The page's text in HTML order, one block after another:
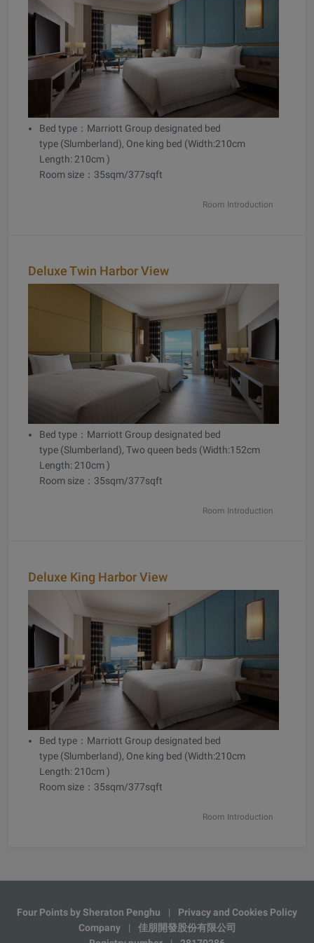
Bed type：Marriott Group designated bed
type (Slumberland), One king bed (Width:210cm
Length: 210cm )
Room size：35sqm/377sqft
Room Introduction
Deluxe Twin Harbor View
Bed type：Marriott Group designated bed
type (Slumberland), Two queen beds (Width:152cm
Length: 210cm )
Room size：35sqm/377sqft
Room Introduction
Deluxe King Harbor View
Bed type：Marriott Group designated bed
type (Slumberland), One king bed (Width:210cm
Length: 210cm )
Room size：35sqm/377sqft
Room Introduction
Four Points by Sheraton Penghu |
Privacy and Cookies Policy
Company
|
佳朋開發股份有限公司